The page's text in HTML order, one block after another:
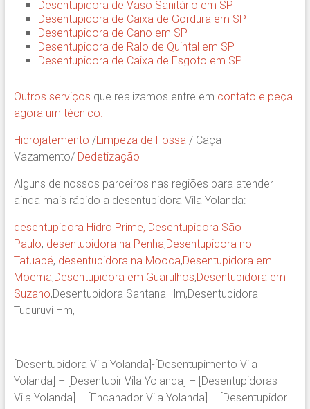
Desentupidora de Vaso Sanitário em SP
Desentupidora de Caixa de Gordura em SP
Desentupidora de Cano em SP
Desentupidora de Ralo de Quintal em SP
Desentupidora de Caixa de Esgoto em SP
Outros serviços que realizamos entre em contato e peça
agora um técnico.
Hidrojatemento /Limpeza de Fossa/ Caça
Vazamento/ Dedetização
Alguns de nossos parceiros nas regiões para atender
ainda mais rápido a desentupidora Vila Yolanda:
desentupidora Hidro Prime, Desentupidora São
Paulo, desentupidora na Penha,Desentupidora no
Tatuapé, desentupidora na Mooca,Desentupidora em
Moema,Desentupidora em Guarulhos,Desentupidora em
Suzano,Desentupidora Santana Hm,Desentupidora
Tucuruvi Hm,
[Desentupidora Vila Yolanda]-[Desentupimento Vila
Yolanda] – [Desentupir Vila Yolanda] – [Desentupidoras
Vila Yolanda] – [Encanador Vila Yolanda] – [Desentupidor